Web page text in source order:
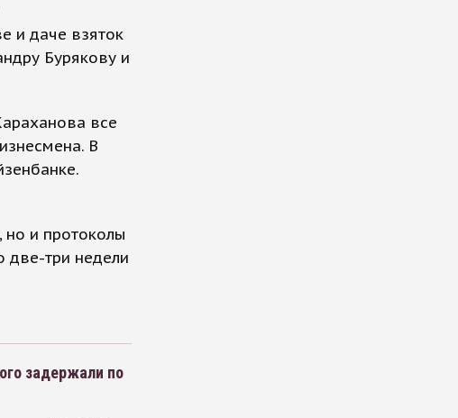
и даче взяток
Бурякову и
все
В
но и протоколы
две-три недели
задержали по